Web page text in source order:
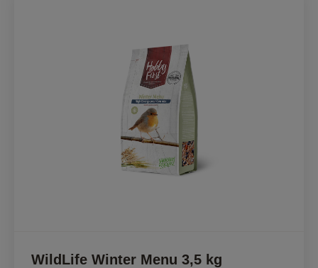
WildLife Winter Menu 3,5 kg